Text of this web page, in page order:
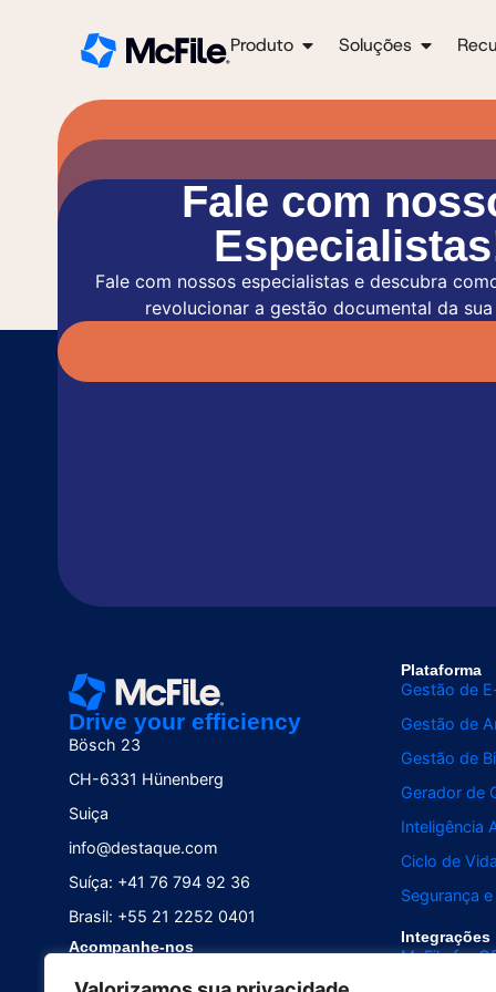
Produto Soluções
Fale com
Fale com nossos especialistas e descubra
revolucionar a gestão documental da sua
Drive your efficiency
Bösch 23
CH-6331 Hünenberg
Suiça
info@destaque.com
Suíça: +41 76 794 92 36
Brasil: +55 21 2252 0401
Acompanhe-nos
Plataforma
Gestão de
Gestão de
Gestão de
Gerador de
Inteligência
Ciclo de
Segurança
Integrações
McFile for